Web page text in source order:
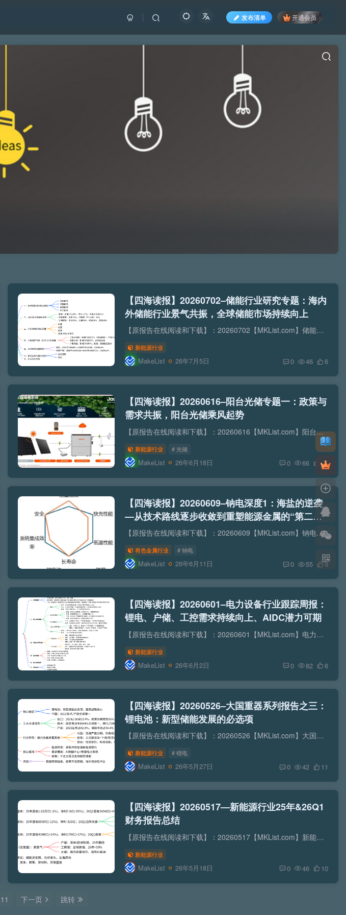
发布清单 开通会员
【四海读报】20260702–储能行业研究专题：海内
外储能行业景气共振，全球储能市场持续向上
【原报告在线阅读和下载】：20260702【MKList.com】储能行业研究专题：海内外储能行业景气共振，全球储能市场持续向上 | 四海读报【迅雷&夸克批量下载】：四海读报网研究报告网盘批量下载-...
新能源行业
MakeList 26年7月5日 0 46 6
【四海读报】20260616–阳台光储专题一：政策与
需求共振，阳台光储乘风起势
【原报告在线阅读和下载】：20260616【MKList.com】阳台光储专题一：政策与需求共振，阳台光储乘风起势 | 四海读报【迅雷&夸克批量下载】：四海读报网研究报告网盘批量下载-资源清单社区-认...
新能源行业 # 光储
MakeList 26年6月18日 0 66 12
【四海读报】20260609–钠电深度1：海盐的逆袭
—从技术路线逐步收敛到重塑能源金属的“第二曲
线”
【原报告在线阅读和下载】：20260609【MKList.com】钠电深度1：海盐的逆袭—从技术路线逐步收敛到重塑能源金属的“第二曲线” | 四海读报【迅雷&夸克批量下载】：四海读报网研究报告网盘批...
有色金属行业 # 钠电
MakeList 26年6月11日 0 55 9
【四海读报】20260601–电力设备行业跟踪周报：
锂电、户储、工控需求持续向上、AIDC潜力可期
【原报告在线阅读和下载】：20260601【MKList.com】电力设备行业跟踪周报：锂电、户储、工控需求持续向上、AIDC潜力可期 | 四海读报【迅雷&夸克批量下载】：四海读报网研究报告网盘批量下载...
新能源行业
MakeList 26年6月2日 0 82 6
【四海读报】20260526–大国重器系列报告之三：
锂电池：新型储能发展的必选项
【原报告在线阅读和下载】：20260526【MKList.com】大国重器系列报告之三：锂电池：新型储能发展的必选项 | 四海读报【迅雷&夸克批量下载】：四海读报网研究报告网盘批量下载-资源清单社区-...
新能源行业 # 锂电
MakeList 26年5月27日 0 42 11
【四海读报】20260517—新能源行业25年&26Q1
财务报告总结
【原报告在线阅读和下载】：20260517【MKList.com】新能源行业25年&26Q1财务报告总结 | 四海读报【迅雷&夸克批量下载】：四海读报网研究报告网盘批量下载-资源清单社区-认知清单-四海清...
新能源行业
MakeList 26年5月18日 0 46 10
11 下一页 跳转